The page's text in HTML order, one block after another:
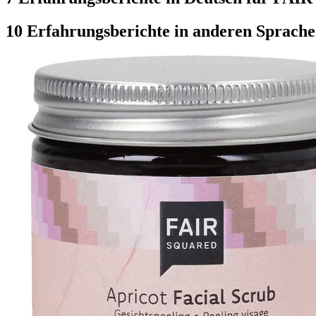
10 Erfahrungsberichte in anderen